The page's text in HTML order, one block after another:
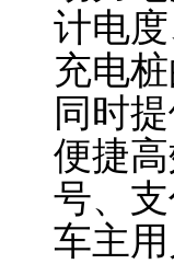
计电
充电
同时
便捷
号、
车主